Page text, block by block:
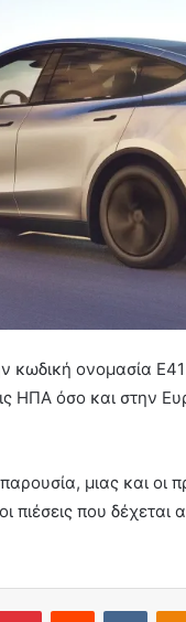
κωδική ονομασία Ε41
ΗΠΑ όσο και στην
μιας και οι
πιέσεις που δέχεται
PinterestReddit